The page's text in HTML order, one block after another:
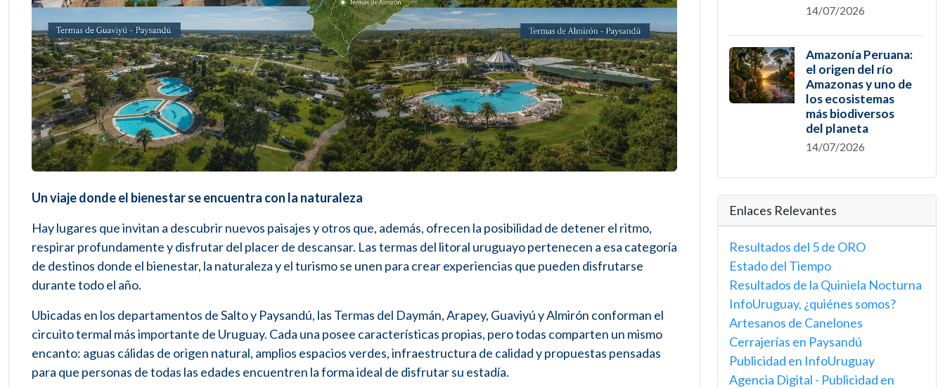
Un viaje donde el bienestar se encuentra con la naturaleza
Hay lugares que invitan a descubrir nuevos paisajes y otros que, además, ofrecen la posibilidad de detener el ritmo,
respirar profundamente y disfrutar del placer de descansar. Las termas del litoral uruguayo pertenecen a esa categoría
de destinos donde el bienestar, la naturaleza y el turismo se unen para crear experiencias que pueden disfrutarse
durante todo el año.
Ubicadas en los departamentos de Salto y Paysandú, las Termas del Daymán, Arapey, Guaviyú y Almirón conforman el
circuito termal más importante de Uruguay. Cada una posee características propias, pero todas comparten un mismo
encanto: aguas cálidas de origen natural, amplios espacios verdes, infraestructura de calidad y propuestas pensadas
para que personas de todas las edades encuentren la forma ideal de disfrutar su estadía.
14/07/2026
Amazonía Peruana:
el origen del río
Amazonas y uno de
los ecosistemas
más biodiversos
del planeta
14/07/2026
Enlaces Relevantes
Resultados del 5 de ORO
Estado del Tiempo
Resultados de la Quiniela Nocturna
InfoUruguay, ¿quiénes somos?
Artesanos de Canelones
Cerrajerías en Paysandú
Publicidad en InfoUruguay
Agencia Digital - Publicidad en